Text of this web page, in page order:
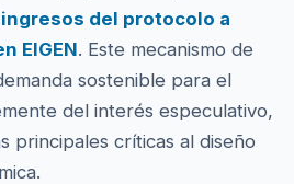
del protocolo a
EIGEN. Este mecanismo de
sostenible para el
del interés especulativo,
principales críticas al diseño